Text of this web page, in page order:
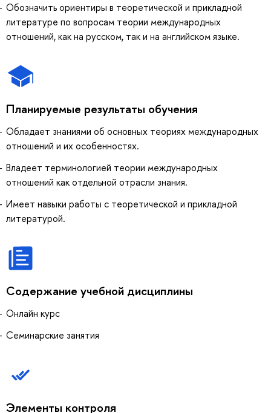
Обозначить ориентиры в теоретической и прикладной
литературе по вопросам теории международных
отношений, как на русском, так и на английском языке.
Планируемые результаты обучения
Обладает знаниями об основных теориях международных
отношений и их особенностях.
Владеет терминологией теории международных
отношений как отдельной отрасли знания.
Имеет навыки работы с теоретической и прикладной
литературой.
Содержание учебной дисциплины
Онлайн курс
Семинарские занятия
Элементы контроля